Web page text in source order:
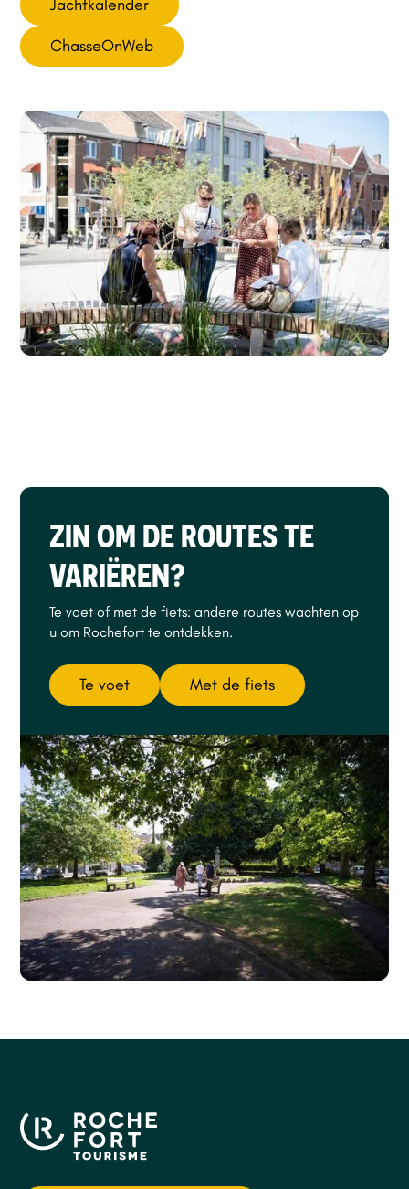
Jachtkalender
ChasseOnWeb
ZIN OM DE ROUTES TE
VARIËREN?
Te voet of met de fiets: andere routes wachten op
u om Rochefort te ontdekken.
Te voet Met de fiets